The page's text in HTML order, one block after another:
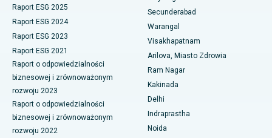
Najlepszy szpital w Vijay Nagar, Indore
Najlepszy szpital przy Suryaraopeta Main Road, Kakinada
Najlepszy szpital przy Canal Circular Road w Kalkucie
Najlepszy szpital w dzielnicy biznesowej Belapur, Navi Mumbai
Najlepszy szpital w Panchavati, Nashik
Najlepszy szpital w Secunderabad, Hajdarabad
Biopsja nerki
Paratyroidektomia
Chirurgia cytoredukcyjna
Ceramiczna całkowita wymiana stawu kolanowego
ERCP
Raport ESG 2025
Raport ESG 2024
Raport ESG 2023
Raport ESG 2021
Raport o odpowiedzialności
biznesowej i zrównoważonym
rozwoju 2023
Raport o odpowiedzialności
biznesowej i zrównoważonym
rozwoju 2022
Secunderabad
Warangal
Visakhapatnam
Arilova, Miasto Zdrowia
Ram Nagar
Kakinada
Delhi
Indraprastha
Noida